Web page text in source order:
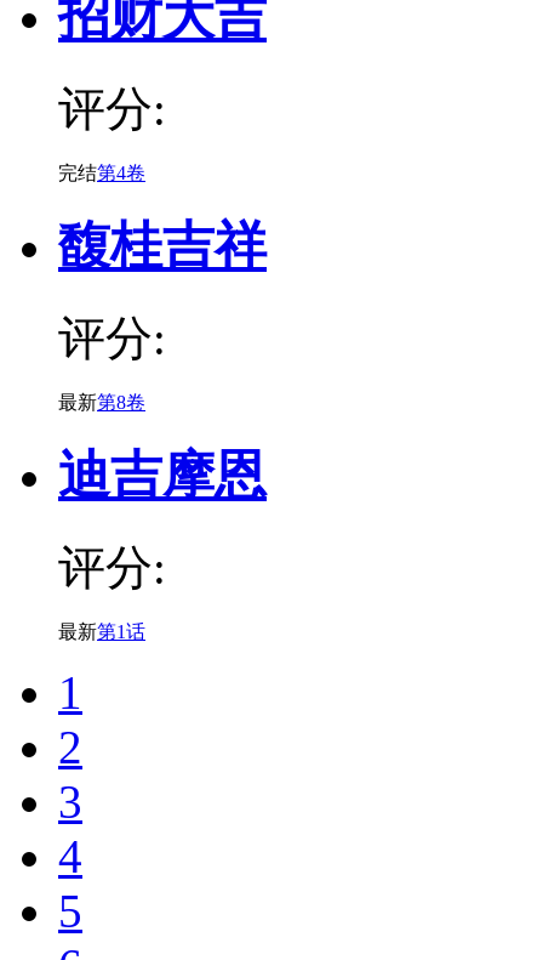
招财大吉
评分:
完结第4卷
馥桂吉祥
评分:
最新第8卷
迪吉摩恩
评分:
最新第1话
1
2
3
4
5